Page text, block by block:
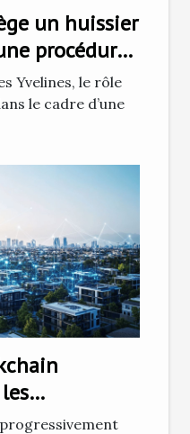
un huissier
procédure
Yvelines, le rôle
le cadre d’une
?
progressivement